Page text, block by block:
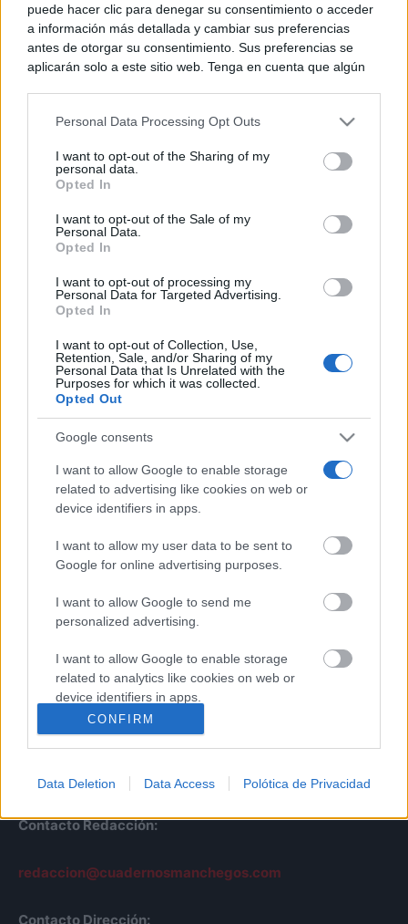
puede hacer clic para denegar su consentimiento o acceder
a información más detallada y cambiar sus preferencias
antes de otorgar su consentimiento. Sus preferencias se
aplicarán solo a este sitio web. Tenga en cuenta que algún
rechazar tal procesamiento. Puede cambiar sus preferencias
a este sitio y haciendo clic en el botón "Privacidad" en la
parte inferior de la página web.
Please note that this website/app uses one or more Google
services and may gather and store information including but
not limited to your visit or usage behaviour. You may click to
use your data for below specified purposes in below Google
consent section.
Personal Data Processing Opt Outs
I want to opt-out of the Sharing of my
personal data.
Opted In
I want to opt-out of the Sale of my
Personal Data.
Opted In
I want to opt-out of processing my
Personal Data for Targeted Advertising.
Opted In
I want to opt-out of Collection, Use,
Retention, Sale, and/or Sharing of my
Personal Data that Is Unrelated with the
Purposes for which it was collected.
Opted Out
Google consents
I want to allow Google to enable storage
related to advertising like cookies on web or
device identifiers in apps.
I want to allow my user data to be sent to
Google for online advertising purposes.
I want to allow Google to send me
personalized advertising.
I want to allow Google to enable storage
related to analytics like cookies on web or
device identifiers in apps.
I want to allow Google to enable storage
related to functionality of the website or app.
I want to allow Google to enable storage
related to security, including authentication
CONFIRM
Data Deletion Data Access Polótica de Privacidad
El Festival Internacional de Cine
de Almagro celebra este sábado
la gala de su novena edición
07/08/2026
Fiestas de Tomelloso 2026
07/08/2026
Cuadernos
Manchegos
Más de 45 Años nos avalan
© Cuadernos Manchegos | Noticias de CLM
Desarrollo Web por Leubur Diseño
Contacto Redacción:
redaccion@cuadernosmanchegos.com
Contacto Dirección: